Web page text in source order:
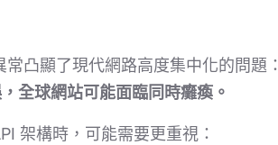
凸顯了現代網路高度集中化的問題：
全球網站可能面臨同時癱瘓。
架構時，可能需要更重視：